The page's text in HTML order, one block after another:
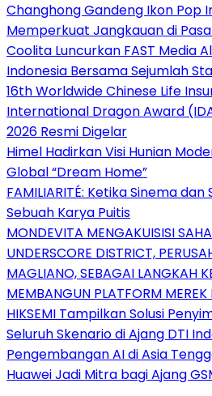
Changhong Gandeng Ikon Pop
Memperkuat Jangkauan di
Coolita Luncurkan FAST Media
Indonesia Bersama Sejumlah
16th Worldwide Chinese Life
International Dragon Award
2026 Resmi Digelar
Himel Hadirkan Visi Hunian
Global “Dream Home”
FAMILIARITÉ: Ketika Sinema
Sebuah Karya Puitis
MONDEVITA MENGAKUISISI
UNDERSCORE DISTRICT,
MAGLIANO, SEBAGAI LANGKAH
MEMBANGUN PLATFORM
HIKSEMI Tampilkan Solusi
Seluruh Skenario di Ajang DTI
Pengembangan AI di Asia
Huawei Jadi Mitra bagi Ajang